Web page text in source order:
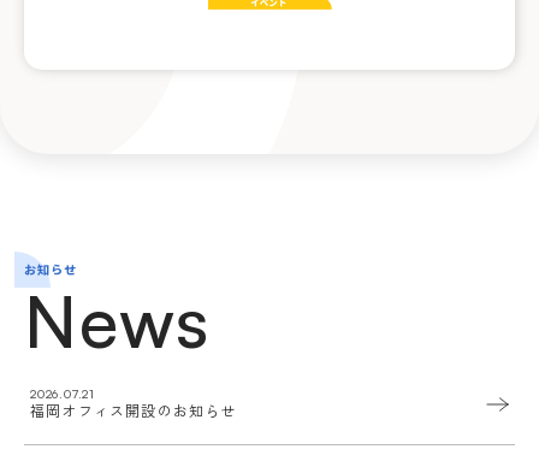
お知らせ
News
2026.07.21
福岡オフィス開設のお知らせ